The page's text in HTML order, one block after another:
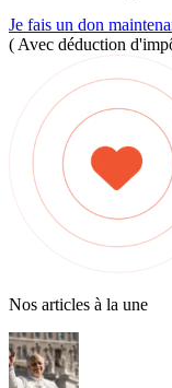
Je fais un don
( Avec déduction
Nos articles à la une